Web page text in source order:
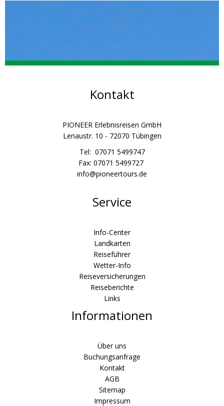
Kontakt
PIONEER Erlebnisreisen GmbH
Lenaustr. 10 - 72070 Tübingen
Tel: 07071 5499747
Fax: 07071 5499727
info@pioneertours.de
Service
Info-Center
Landkarten
Reiseführer
Wetter-Info
Reiseversicherungen
Reiseberichte
Links
Informationen
Über uns
Buchungsanfrage
Kontakt
AGB
Sitemap
Impressum